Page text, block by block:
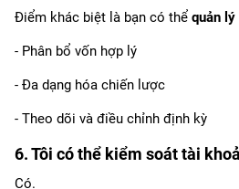
Điểm khác biệt là bạn có thể quản
- Phân bổ vốn hợp lý
- Đa dạng hóa chiến lược
- Theo dõi và điều chỉnh định kỳ
6. Tôi có thể kiểm soát tài
Có.